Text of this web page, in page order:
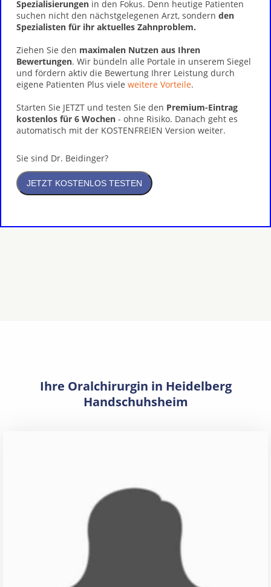
Spezialisierungen in den Fokus. Denn heutige Patienten
suchen nicht den nächstgelegenen Arzt, sondern den
Spezialisten für ihr aktuelles Zahnproblem.
Ziehen Sie den maximalen Nutzen aus Ihren
Bewertungen. Wir bündeln alle Portale in unserem Siegel
und fördern aktiv die Bewertung Ihrer Leistung durch
eigene Patienten Plus viele weitere Vorteile.
Starten Sie JETZT und testen Sie den Premium-Eintrag
kostenlos für 6 Wochen - ohne Risiko. Danach geht es
automatisch mit der KOSTENFREIEN Version weiter.
Sie sind Dr. Beidinger?
Ihre Oralchirurgin in Heidelberg
Handschuhsheim